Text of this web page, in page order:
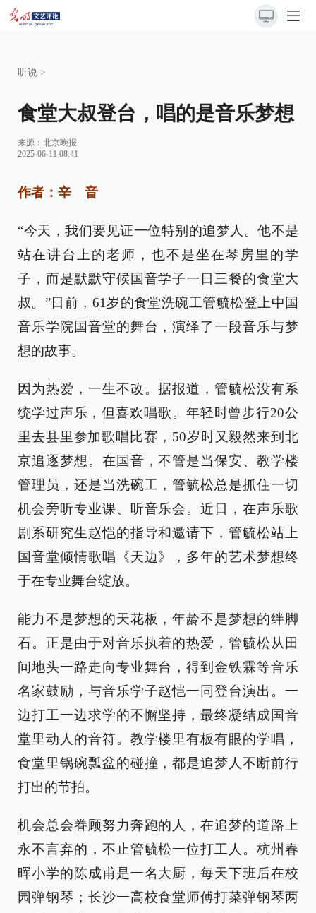
听说 >
食堂大叔登台，唱的是音乐梦想
来源： 北京晚报
2025-06-11 08:41
作者：辛 音
“今天，我们要见证一位特别的追梦人。他不是
站在讲台上的老师，也不是坐在琴房里的学
子，而是默默守候国音学子一日三餐的食堂大
叔。”日前，61岁的食堂洗碗工管毓松登上中国
音乐学院国音堂的舞台，演绎了一段音乐与梦
想的故事。
因为热爱，一生不改。据报道，管毓松没有系
统学过声乐，但喜欢唱歌。年轻时曾步行20公
里去县里参加歌唱比赛，50岁时又毅然来到北
京追逐梦想。在国音，不管是当保安、教学楼
管理员，还是当洗碗工，管毓松总是抓住一切
机会旁听专业课、听音乐会。近日，在声乐歌
剧系研究生赵恺的指导和邀请下，管毓松站上
国音堂倾情歌唱《天边》，多年的艺术梦想终
于在专业舞台绽放。
能力不是梦想的天花板，年龄不是梦想的绊脚
石。正是由于对音乐执着的热爱，管毓松从田
间地头一路走向专业舞台，得到金铁霖等音乐
名家鼓励，与音乐学子赵恺一同登台演出。一
边打工一边求学的不懈坚持，最终凝结成国音
堂里动人的音符。教学楼里有板有眼的学唱，
食堂里锅碗瓢盆的碰撞，都是追梦人不断前行
打出的节拍。
机会总会眷顾努力奔跑的人，在追梦的道路上
永不言弃的，不止管毓松一位打工人。杭州春
晖小学的陈成甫是一名大厨，每天下班后在校
园弹钢琴；长沙一高校食堂师傅打菜弹钢琴两